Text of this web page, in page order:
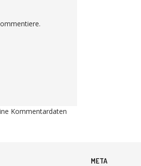
Kommentardaten
META